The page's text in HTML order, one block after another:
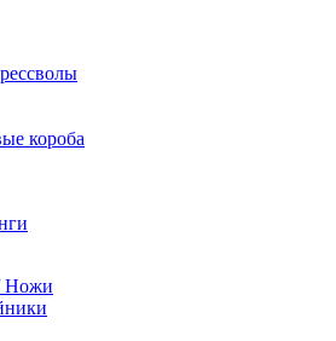
короба
Ножи